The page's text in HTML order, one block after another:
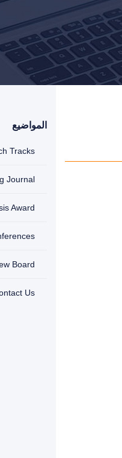
المواضيع
Tracks
Journal
Award
Board
Us